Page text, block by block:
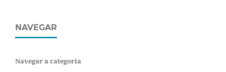
NAVEGAR
Navegar a categoria